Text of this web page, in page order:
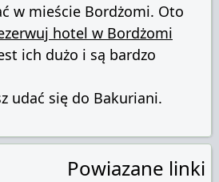
w mieście Bordżomi. Oto
hotel w Bordżomi
ich dużo i są bardzo
udać się do Bakuriani.
Powiazane linki